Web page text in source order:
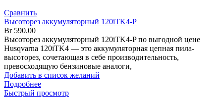
Сравнить
Высоторез аккумуляторный 120iTK4-P
Br590.00
Высоторез аккумуляторный 120iTK4-P по выгодной цене
Husqvarna 120iTK4 — это аккумуляторная цепная пила-
высоторез, сочетающая в себе производительность,
превосходящую бензиновые аналоги,
Добавить в список желаний
Подробнее
Быстрый просмотр